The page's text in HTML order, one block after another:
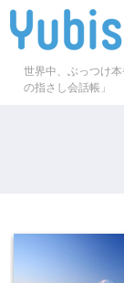
世界中、ぶっつけ
の指さし会話帳」